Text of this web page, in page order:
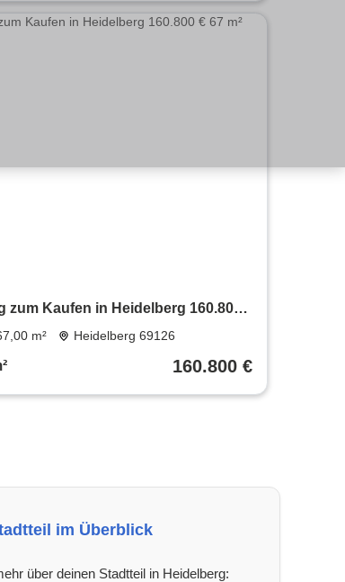
zum Kaufen in Heidelberg 160.800
m² Heidelberg 69126
160.800 €
im Überblick
über deinen Stadtteil in Heidelberg: